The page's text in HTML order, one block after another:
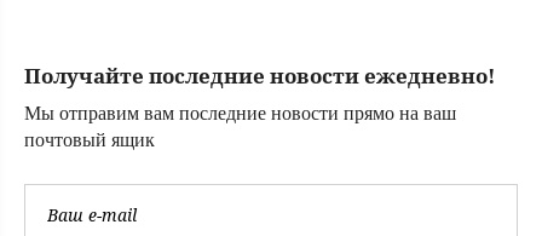
Амурскую
Получайте последние новости ежедневно!
Мы отправим вам последние новости прямо на ваш
почтовый ящик